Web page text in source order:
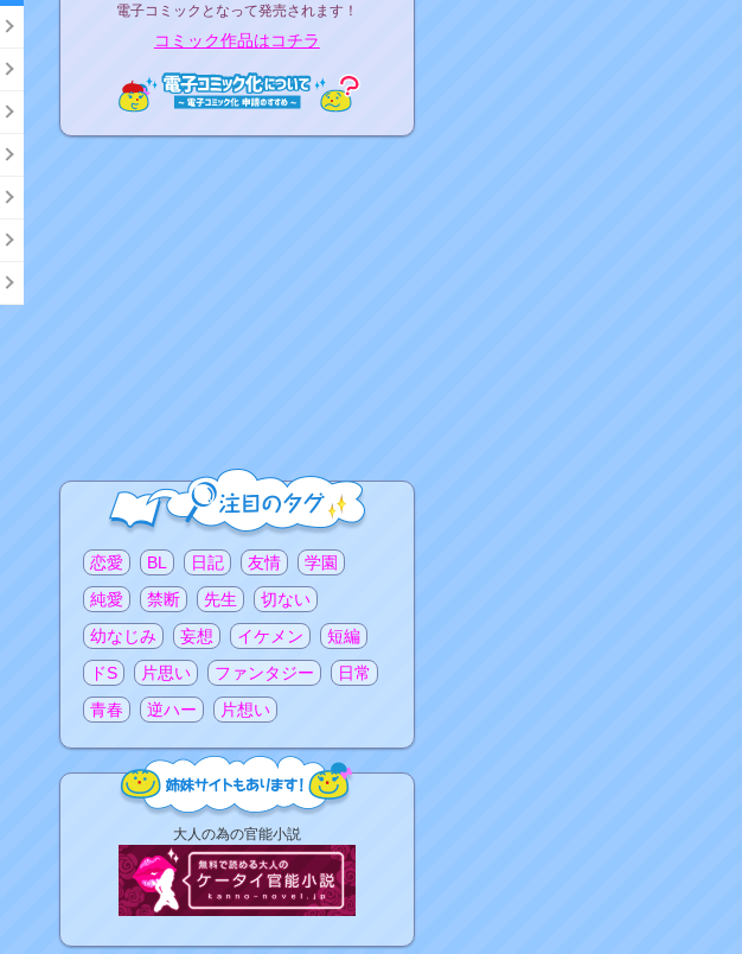
電子コミックとなって発売されます！
コミック作品はコチラ
注目のタグ
恋愛 BL 日記 友情
学園
純愛
禁断 先生
切ない
幼なじみ
妄想 イケメン
短編
ドS
片思い ファンタジー
日常
青春
逆ハー 片想い
大人の為の官能小説